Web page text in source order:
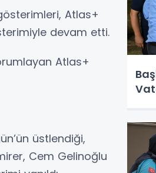
Atlas+
devam etti.
Atlas+
üstlendiği,
Cem Gelinoğlu